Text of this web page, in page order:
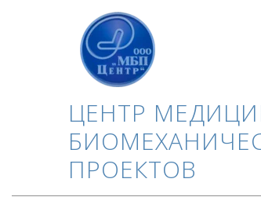
ЦЕНТР
ПРОЕКТОВ